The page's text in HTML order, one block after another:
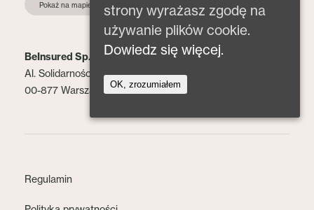
Pokaż na mapie
BeInsured Sp. z o.o.
Al. Solidarności 153 lok. 2
00-877 Warszawa
Regulamin
strony wyrażasz zgodę na
używanie plików cookie.
Dowiedz się więcej.
OK, zrozumiałem